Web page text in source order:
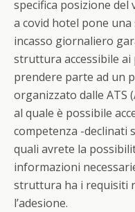
specifica posizione
a covid hotel pone una
incasso giornaliero
struttura accessibile ai
prendere parte ad un
organizzato dalle ATS
al quale è possibile
competenza -declinati
quali avrete la
informazioni
struttura ha i requisiti
l’adesione.